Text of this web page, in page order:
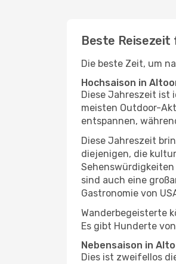
Beste Reisezeit
Die beste Zeit, um
Hochsaison in
Diese Jahreszeit ist
meisten Outdoor-
entspannen,
Diese Jahreszeit
diejenigen, die
sind auch eine
Gastronomie von
Wanderbegeisterte
Es gibt Hunderte
Nebensaison in
Dies ist zweifellos